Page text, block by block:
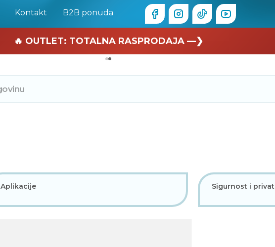
Kontakt B2B ponuda
🏄 Zaslužuješ odmor —❯
🔥 OUTLET: TOTALNA RASPRODAJA —❯
Aplikacije Sigurnost i